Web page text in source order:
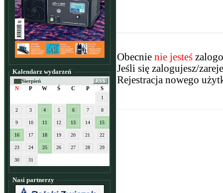
Kalendarz wydarzeń
Sierpień
N
P W Ś C P S
1
2 3 4 5 6 7 8
9 10 11 12 13 14 15
16 17 18 19 20 21 22
23 24 25 26 27 28 29
30 31
Nasi partnerzy
Obecnie nie jesteś
Jeśli się zalogujesz/
Rejestracja nowego